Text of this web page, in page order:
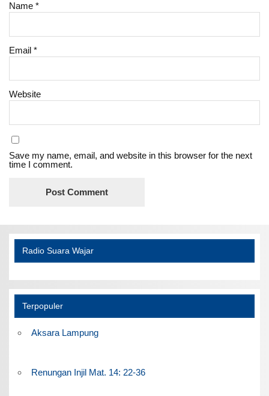
Name*
Email*
Website
Save my name, email, and website in this browser for the next
time I comment.
Radio Suara Wajar
Terpopuler
Aksara Lampung
Renungan Injil Mat. 14: 22-36